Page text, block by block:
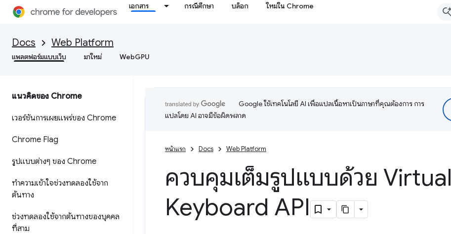
เอกสาร กรณีศึกษา บล็อก ใหม่ใน Chrome
Docs Web Platform
แพลตฟอร์มแบบเว็บ มาใหม่ WebGPU
แนวคิดของ Chrome
เวอร์ชันการเผยแพร่ของ Chrome
Chrome Flag
รูปแบบต่างๆ ของ Chrome
ทําความเข้าใจช่วงทดลองใช้จาก
ต้นทาง
ช่วงทดลองใช้จากต้นทางของบุคคล
ที่สาม
Google ใช้เทคโนโลยี AI เพื่อแปลเนื้อหาเป็นภาษาที่คุณต้องการ การ
แปลโดย AI อาจมีข้อผิดพลาด
หน้าแรก Docs Web Platform
ควบคุมเต็มรูปแบบด้วย Virtual
Keyboard API